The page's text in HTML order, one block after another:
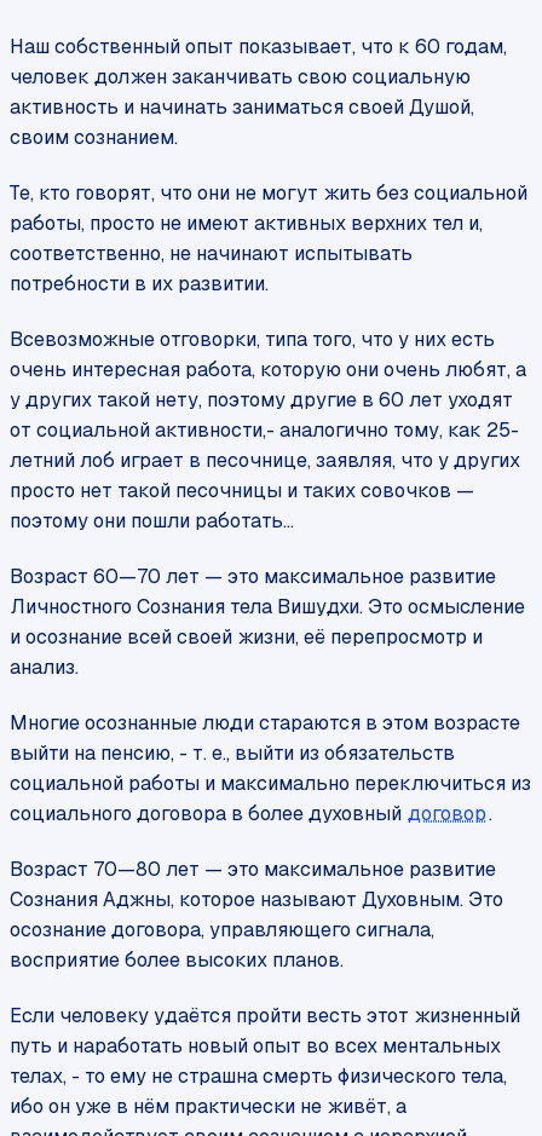
Наш собственный опыт показывает, что к 60 годам,
человек должен заканчивать свою социальную
активность и начинать заниматься своей Душой,
своим сознанием.
Те, кто говорят, что они не могут жить без социальной
работы, просто не имеют активных верхних тел и,
соответственно, не начинают испытывать
потребности в их развитии.
Всевозможные отговорки, типа того, что у них есть
очень интересная работа, которую они очень любят, а
у других такой нету, поэтому другие в 60 лет уходят
от социальной активности,- аналогично тому, как 25-
летний лоб играет в песочнице, заявляя, что у других
просто нет такой песочницы и таких совочков —
поэтому они пошли работать…
Возраст 60—70 лет — это максимальное развитие
Личностного Сознания тела Вишудхи. Это осмысление
и осознание всей своей жизни, её перепросмотр и
анализ.
Многие осознанные люди стараются в этом возрасте
выйти на пенсию, - т. е., выйти из обязательств
социальной работы и максимально переключиться из
социального договора в более духовный договор.
Возраст 70—80 лет — это максимальное развитие
Сознания Аджны, которое называют Духовным. Это
осознание договора, управляющего сигнала,
восприятие более высоких планов.
Если человеку удаётся пройти весть этот жизненный
путь и наработать новый опыт во всех ментальных
телах, - то ему не страшна смерть физического тела,
ибо он уже в нём практически не живёт, а